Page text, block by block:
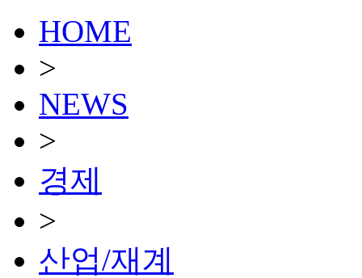
HOME
>
NEWS
>
경제
>
산업/재계